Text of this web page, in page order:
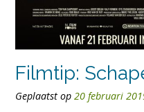
Filmtip:
Geplaatst op 20 februari